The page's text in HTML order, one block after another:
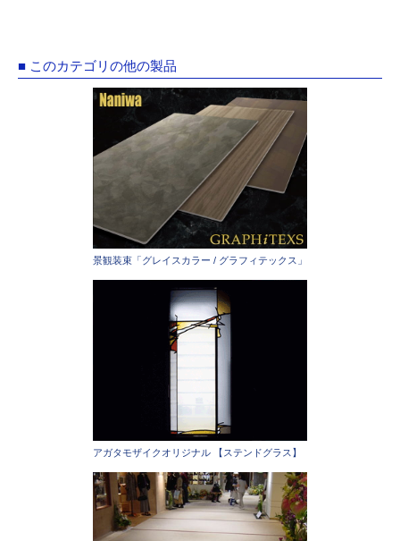
■ このカテゴリの他の製品
景観装束「グレイスカラー / グラフィテックス」
アガタモザイクオリジナル 【ステンドグラス】